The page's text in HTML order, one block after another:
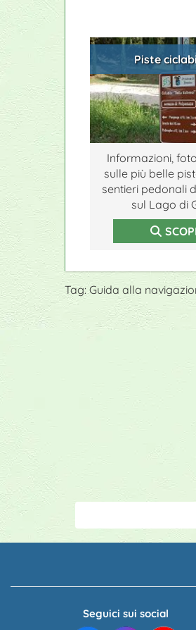
Piste
Informazioni,
sulle più belle
sentieri pedonali
sul Lago di
Tag: Guida alla
Seguici sui social